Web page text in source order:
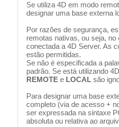
Se utiliza 4D em modo
designar uma base externa
Por razões de segurança,
remotas nativas, ou seja,
conectada a 4D Server. As
estão permitidas.
Se não é especificada a
padrão. Se está utilizando
REMOTE e LOCAL são
Para designar uma base
completo (via de acesso +
ser expressada na sintaxe
absoluta ou relativa ao